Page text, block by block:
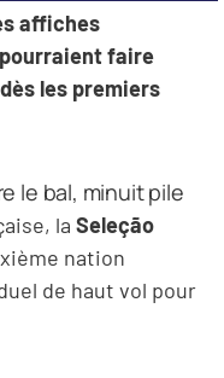
affiches
faire
les premiers
le bal, minuit pile
la Seleção
nation
de haut vol pour